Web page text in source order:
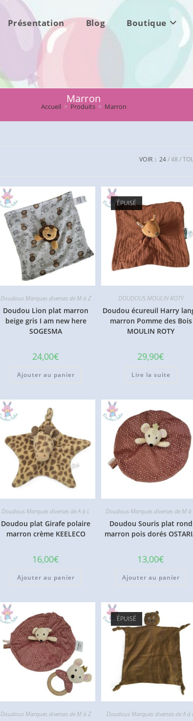
Présentation Blog Boutique
Marron
Accueil > Produits > Marron
VOIR : 24 48
Doudous Marques diverses de M à Z
Doudou Lion plat marron
beige gris I am new here
SOGESMA
24,00€
Ajouter au panier
ÉPUISÉ
DOUDOUS MOULIN ROTY
Doudou écureuil Harry
marron Pomme des Bois
MOULIN ROTY
29,90€
Lire la suite
Doudous Marques diverses de A à L
Doudou plat Girafe polaire
marron crème KEELECO
16,00€
Ajouter au panier
Doudous Marques diverses de M à
Doudou Souris plat rond
marron pois dorés
13,00€
Ajouter au panier
Doudous Marques diverses de M à Z
ÉPUISÉ
Doudous Marques diverses de A à